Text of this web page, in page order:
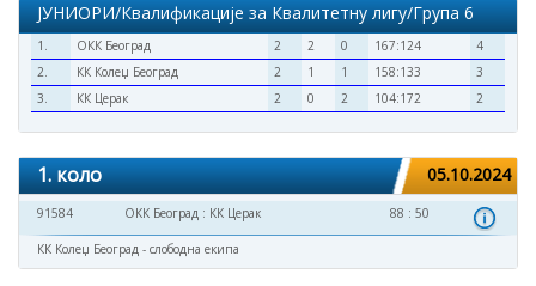
ЈУНИОРИ/Квалификације за Квалитетну лигу/Група 6
1. ОКК Београд 2 2 0 167:124
4
2.
КК Колеџ Београд 2 1 1 158:133
3
3.
КК Церак 2 0 2 104:172 2
1. коло 05.10.2024
91584 ОКК Београд : КК Церак 88 : 50
КК Колеџ Београд - слободна екипа